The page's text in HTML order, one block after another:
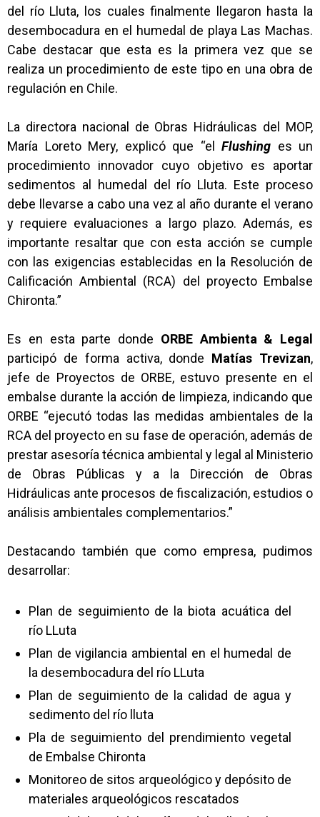
del río Lluta, los cuales finalmente llegaron hasta la
desembocadura en el humedal de playa Las Machas.
Cabe destacar que esta es la primera vez que se
realiza un procedimiento de este tipo en una obra de
regulación en Chile.
La directora nacional de Obras Hidráulicas del MOP,
María Loreto Mery, explicó que “el Flushing es un
procedimiento innovador cuyo objetivo es aportar
sedimentos al humedal del río Lluta. Este proceso
debe llevarse a cabo una vez al año durante el verano
y requiere evaluaciones a largo plazo. Además, es
importante resaltar que con esta acción se cumple
con las exigencias establecidas en la Resolución de
Calificación Ambiental (RCA) del proyecto Embalse
Chironta.”
Es en esta parte donde ORBE Ambienta & Legal
participó de forma activa, donde Matías Trevizan,
jefe de Proyectos de ORBE, estuvo presente en el
embalse durante la acción de limpieza, indicando que
ORBE “ejecutó todas las medidas ambientales de la
RCA del proyecto en su fase de operación, además de
prestar asesoría técnica ambiental y legal al Ministerio
de Obras Públicas y a la Dirección de Obras
Hidráulicas ante procesos de fiscalización, estudios o
análisis ambientales complementarios.”
Destacando también que como empresa, pudimos
desarrollar:
Plan de seguimiento de la biota acuática del
río LLuta
Plan de vigilancia ambiental en el humedal de
la desembocadura del río LLuta
Plan de seguimiento de la calidad de agua y
sedimento del río lluta
Pla de seguimiento del prendimiento vegetal
de Embalse Chironta
Monitoreo de sitos arqueológico y depósito de
materiales arqueológicos rescatados